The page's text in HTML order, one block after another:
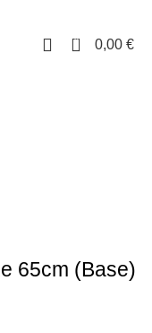
0 0,00 €
65cm (Base)